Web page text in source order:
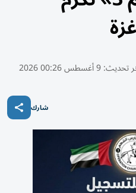
تحديث:9 أغسطس 00:26 2026
شارك